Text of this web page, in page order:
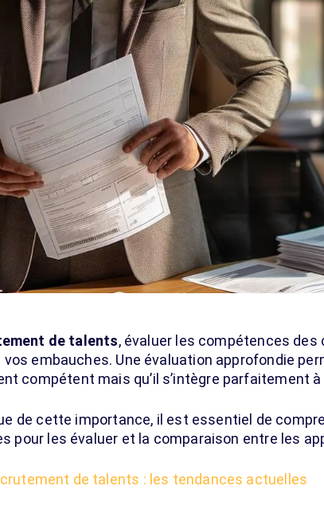
de talents, évaluer les compétences
embauches. Une évaluation approfondie
compétent mais qu’il s’intègre parfaitement à
de cette importance, il est essentiel de
pour les évaluer et la comparaison entre les
de talents : les tendances actuelles